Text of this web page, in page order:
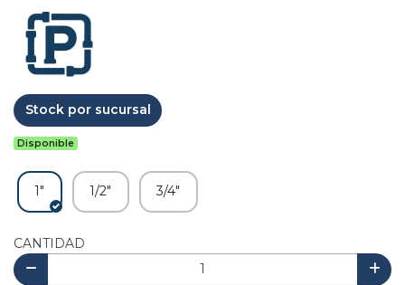
Stock por sucursal
Disponible
1" 1/2" 3/4"
CANTIDAD